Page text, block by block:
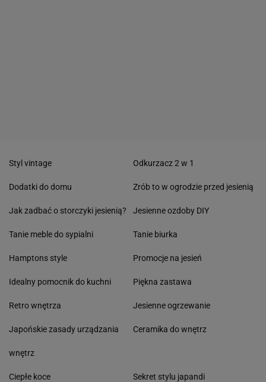
Styl vintage
Dodatki do domu
Jak zadbać o storczyki jesienią?
Tanie meble do sypialni
Hamptons style
Idealny pomocnik do kuchni
Retro wnętrza
Japońskie zasady urządzania
wnętrz
Odkurzacz 2 w 1
Zrób to w ogrodzie przed jesienią
Jesienne ozdoby DIY
Tanie biurka
Promocje na jesień
Piękna zastawa
Jesienne ogrzewanie
Ceramika do wnętrz
Ciepłe koce Sekret stylu japandi